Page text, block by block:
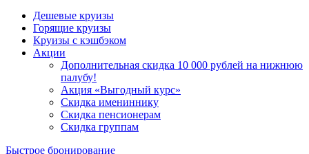
Дешевые круизы
Горящие круизы
Круизы с кэшбэком
Акции
Дополнительная скидка 10 000 рублей на нижнюю
палубу!
Акция «Выгодный курс»
Скидка имениннику
Скидка пенсионерам
Скидка группам
Быстрое бронирование